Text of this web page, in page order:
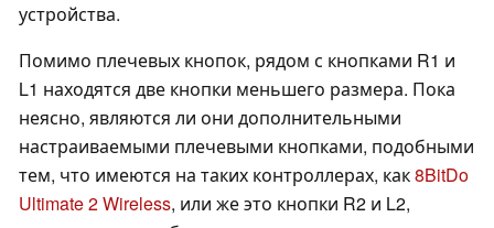
устройства.
Помимо плечевых кнопок, рядом с кнопками R1 и
L1 находятся две кнопки меньшего размера. Пока
неясно, являются ли они дополнительными
настраиваемыми плечевыми кнопками, подобными
тем, что имеются на таких контроллерах, как8BitDo
Ultimate 2 Wireless, или же это кнопки R2 и L2,